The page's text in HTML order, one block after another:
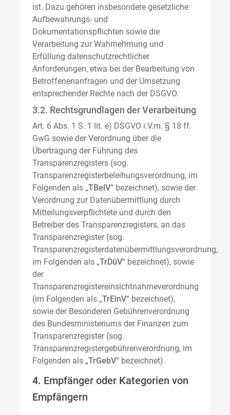
ist. Dazu gehören insbesondere gesetzliche
Aufbewahrungs- und
Dokumentationspflichten sowie die
Verarbeitung zur Wahrnehmung und
Erfüllung datenschutzrechtlicher
Anforderungen, etwa bei der Bearbeitung von
Betroffenenanfragen und der Umsetzung
entsprechender Rechte nach der DSGVO.
3.2. Rechtsgrundlagen der Verarbeitung
Art. 6 Abs. 1 S. 1 lit. e) DSGVO i.V.m. § 18 ff.
GwG sowie der Verordnung über die
Übertragung der Führung des
Transparenzregisters (sog.
Transparenzregisterbeleihungsverordnung, im
Folgenden als „TBelV“ bezeichnet), sowie der
Verordnung zur Datenübermittlung durch
Mitteilungsverpflichtete und durch den
Betreiber des Transparenzregisters, an das
Transparenzregister (sog.
Transparenzregisterdatenübermittlungsverordnung,
im Folgenden als „TrDüV“ bezeichnet), sowie
der
Transparenzregistereinsichtnahmeverordnung
(im Folgenden als „TrEinV“ bezeichnet),
sowie der Besonderen Gebührenverordnung
des Bundesministeriums der Finanzen zum
Transparenzregister (sog.
Transparenzregistergebührenverordnung, im
Folgenden als „TrGebV“ bezeichnet).
4. Empfänger oder Kategorien von
Empfängern